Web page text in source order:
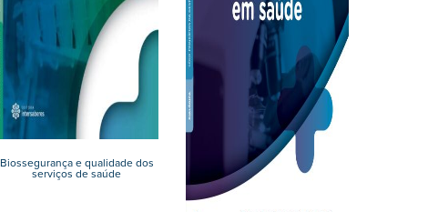
Biossegurança e qualidade dos
serviços de saúde